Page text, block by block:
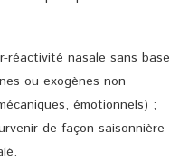
réactivité nasale sans base
ou exogènes non
émotionnels) ;
de façon saisonnière